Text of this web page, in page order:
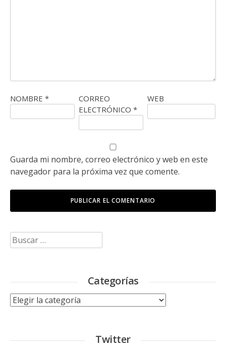
NOMBRE *
CORREO
ELECTRÓNICO *
WEB
Guarda mi nombre, correo electrónico y web en este
navegador para la próxima vez que comente.
Buscar:
Categorías
Categorías
Twitter